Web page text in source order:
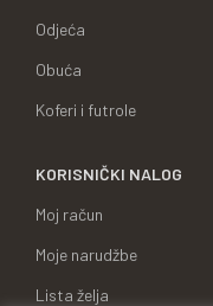
Odjeća
Obuća
Koferi i futrole
KORISNIČKI NALOG
Moj račun
Moje narudžbe
Lista želja